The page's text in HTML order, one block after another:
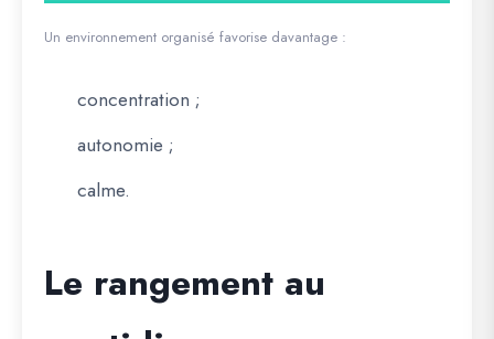
Un environnement organisé favorise davantage :
concentration ;
autonomie ;
calme.
Le rangement au